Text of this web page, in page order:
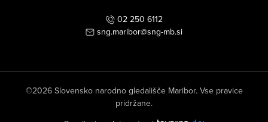
02 250 6112
sng.maribor@sng-mb.si
©2026 Slovensko narodno gledališče Maribor. Vse pravice
pridržane.